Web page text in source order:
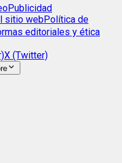
Publicidad
sitio webPolítica de
editoriales y ética
X (Twitter)